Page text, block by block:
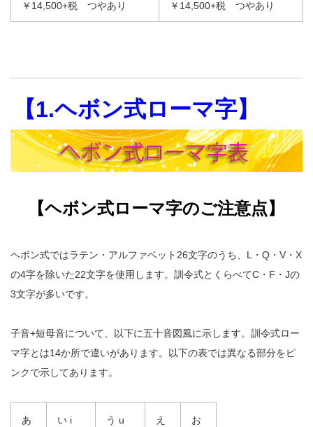
￥14,500+税 つやあり
￥14,500+税 つやあり
【1.ヘボン式ローマ字】
【ヘボン式ローマ字のご注意点】
ヘボン式ではラテン・アルファベット26文字のうち、L・Q・V・X
の4字を除いた22文字を使用します。訓令式とくらべてC・F・Jの
3文字が多いです。
子音+短母音について、以下に五十音図風に示します。訓令式ロー
マ字とは14か所で違いがあります。以下の表では異なる部分をピ
ンクで示してあります。
あ
い i う u
え
お